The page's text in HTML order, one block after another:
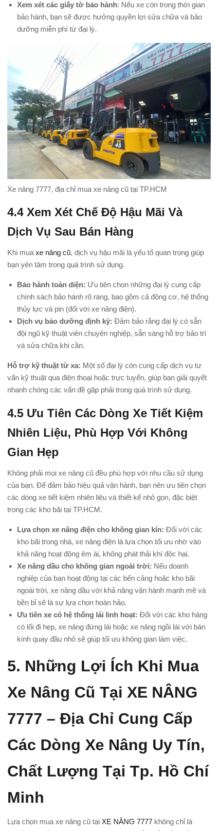
Xem xét các giấy tờ bảo hành: Nếu xe còn trong thời gian
bảo hành, bạn sẽ được hưởng quyền lợi sửa chữa và bảo
dưỡng miễn phí từ đại lý.
Xe nâng 7777, địa chỉ mua xe nâng cũ tại TP.HCM
4.4 Xem Xét Chế Độ Hậu Mãi Và
Dịch Vụ Sau Bán Hàng
Khi mua xe nâng cũ, dịch vụ hậu mãi là yếu tố quan trọng giúp
bạn yên tâm trong quá trình sử dụng.
Bảo hành toàn diện: Ưu tiên chọn những đại lý cung cấp
chính sách bảo hành rõ ràng, bao gồm cả động cơ, hệ thống
thủy lực và pin (đối với xe nâng điện).
Dịch vụ bảo dưỡng định kỳ: Đảm bảo rằng đại lý có sẵn
đội ngũ kỹ thuật viên chuyên nghiệp, sẵn sàng hỗ trợ bảo trì
và sửa chữa khi cần.
Hỗ trợ kỹ thuật từ xa: Một số đại lý còn cung cấp dịch vụ tư
vấn kỹ thuật qua điện thoại hoặc trực tuyến, giúp bạn giải quyết
nhanh chóng các vấn đề gặp phải trong quá trình sử dụng.
4.5 Ưu Tiên Các Dòng Xe Tiết Kiệm
Nhiên Liệu, Phù Hợp Với Không
Gian Hẹp
Không phải mọi xe nâng cũ đều phù hợp với nhu cầu sử dụng
của bạn. Để đảm bảo hiệu quả vận hành, bạn nên ưu tiên chọn
các dòng xe tiết kiệm nhiên liệu và thiết kế nhỏ gọn, đặc biệt
trong các kho bãi tại TP.HCM.
Lựa chọn xe nâng điện cho không gian kín: Đối với các
kho bãi trong nhà, xe nâng điện là lựa chọn tối ưu nhờ vào
khả năng hoạt động êm ái, không phát thải khí độc hại.
Xe nâng dầu cho không gian ngoài trời: Nếu doanh
nghiệp của bạn hoạt động tại các bến cảng hoặc kho bãi
ngoài trời, xe nâng dầu với khả năng vận hành mạnh mẽ và
bền bỉ sẽ là sự lựa chọn hoàn hảo.
Ưu tiên xe có hệ thống lái linh hoạt: Đối với các kho hàng
có lối đi hẹp, xe nâng đứng lái hoặc xe nâng ngồi lái với bán
kính quay đầu nhỏ sẽ giúp tối ưu không gian làm việc.
5. Những Lợi Ích Khi Mua
Xe Nâng Cũ Tại XE NÂNG
7777 – Địa Chỉ Cung Cấp
Các Dòng Xe Nâng Uy Tín,
Chất Lượng Tại Tp. Hồ Chí
Minh
Lựa chọn mua xe nâng cũ tại XE NÂNG 7777 không chỉ là